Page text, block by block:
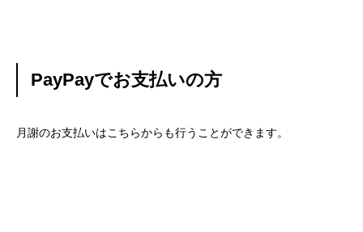
PayPayでお支払いの方
月謝のお支払いはこちらからも行うことができます。